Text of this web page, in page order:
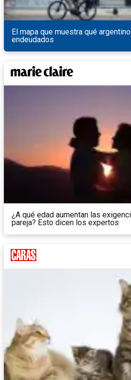
El mapa que muestra qué
endeudados
¿A qué edad aumentan las
pareja? Esto dicen los expertos